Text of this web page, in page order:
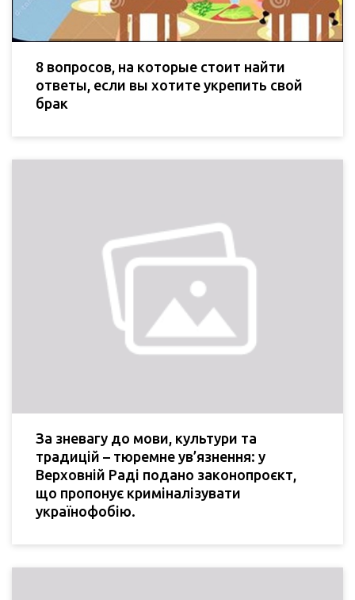
8 вопросов, на которые стоит найти
ответы, если вы хотите укрепить свой
брак
За зневагу до мови, культури та
традицій – тюремне ув’язнення: у
Верховній Раді подано законопроєкт,
що пропонує криміналізувати
українофобію.